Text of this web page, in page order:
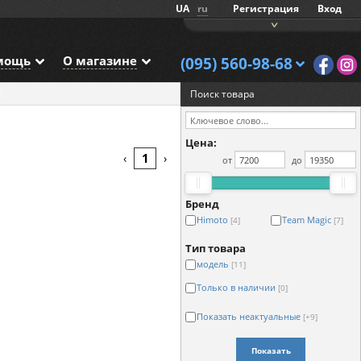
UA ru Регистрация Вход
О магазине (095) 560-98-68
‹ 1 ›
Поиск товара
Цена:
от до
Бренд
Himoto [4] Team Magic [7]
Тип товара
модель [11]
Только в наличии [0]
Показать неактуальные [+9]
Показать